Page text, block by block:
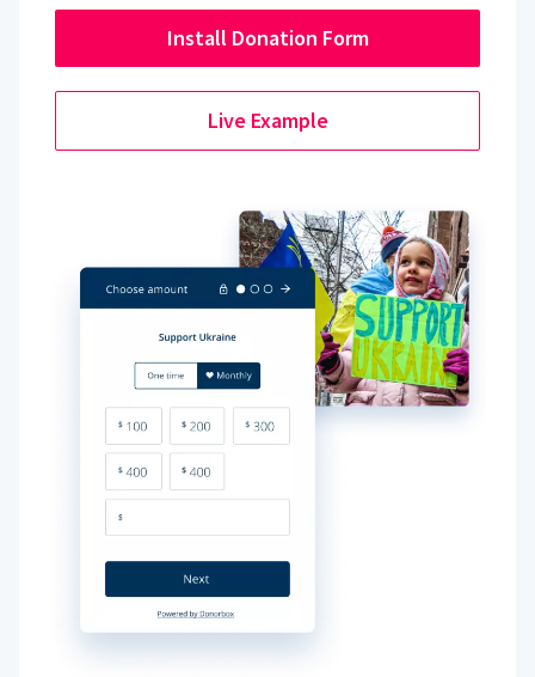
Install Donation Form
Live Example